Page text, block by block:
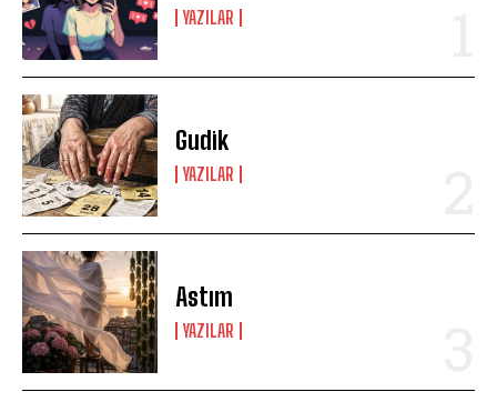
YAZILAR
Gudik
YAZILAR
Astım
YAZILAR